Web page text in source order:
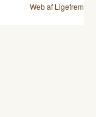
Web af Ligefrem